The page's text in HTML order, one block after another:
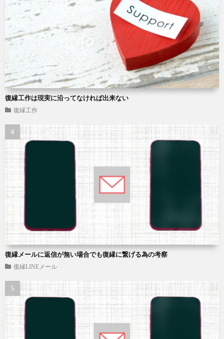
復縁工作は現実に沿ってなければ出来ない
復縁工作
復縁メールに返信が無い場合でも復縁に繋げる為の考察
復縁LINEメール